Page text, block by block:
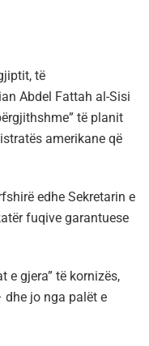
të
Abdel Fattah al-Sisi
të planit
amerikane që
edhe Sekretarin e
fuqive garantuese
e gjera” të kornizës,
jo nga palët e